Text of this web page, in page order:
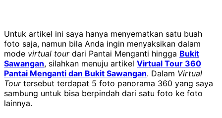
Untuk artikel ini saya hanya menyematkan satu buah
foto saja, namun bila Anda ingin menyaksikan dalam
mode virtual tourdari Pantai Menganti hingga Bukit
Sawangan, silahkan menuju artikel Virtual Tour 360
Pantai Menganti dan Bukit Sawangan. Dalam Virtual
Tour tersebut terdapat 5 foto panorama 360 yang saya
sambung untuk bisa berpindah dari satu foto ke foto
lainnya.